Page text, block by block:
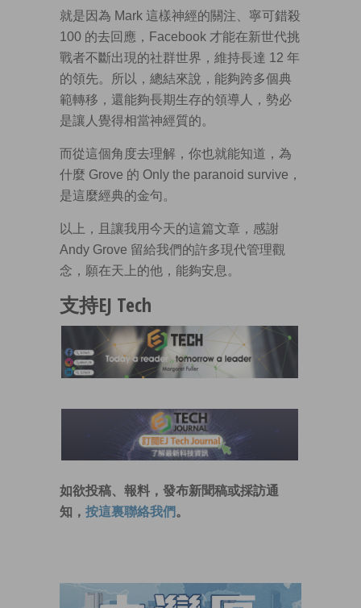
就是因為 Mark 這樣神經的關注、寧可錯殺
100 的去回應，Facebook 才能在新世代挑
戰者不斷出現的社群世界，維持長達 12 年
的領先。所以，總結來說，能夠跨多個典
範轉移，還能夠長期生存的領導人，勢必
是讓人覺得相當神經質的。
而從這個角度去理解，你也就能知道，為
什麼 Grove 的 Only the paranoid survive，
是這麼經典的金句。
以上，且讓我用今天的這篇文章，感謝
Andy Grove 留給我們的許多現代管理觀
念，願在天上的他，能夠安息。
支持EJ Tech
如欲投稿、報料，發布新聞稿或採訪通
知， 按這裏聯絡我們 。